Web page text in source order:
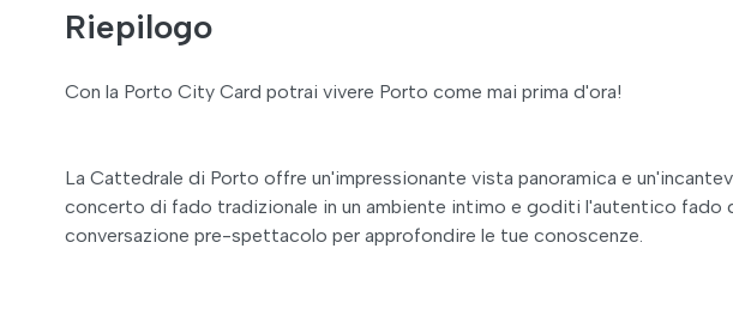
Riepilogo
Con la Porto City Card potrai vivere Porto come mai prima d'ora!
La Cattedrale di Porto offre un'impressionante vista panoramica e
concerto di fado tradizionale in un ambiente intimo e goditi l'autentico fado
conversazione pre-spettacolo per approfondire le tue conoscenze.